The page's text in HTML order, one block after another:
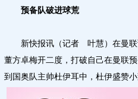
预备队破进球荒
新快报讯（记者 叶慧）在曼联
董方卓梅开二度，打破自己在曼联
到国奥队主帅杜伊耳中，杜伊盛赞